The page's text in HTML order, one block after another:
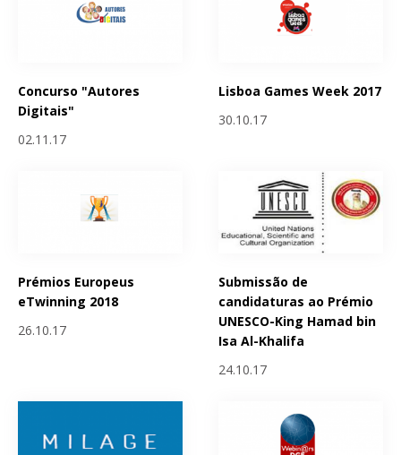
Concurso "Autores
Digitais"
02.11.17
Lisboa Games Week 2017
30.10.17
Prémios Europeus
eTwinning 2018
26.10.17
Submissão de
candidaturas ao Prémio
UNESCO-King Hamad bin
Isa Al-Khalifa
24.10.17